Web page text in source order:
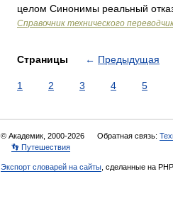
целом Синонимы реальный
Справочник технического
Страницы ← Предыдущая
1 2 3 4 5
© Академик, 2000-2026 Обратная связь:
👣 Путешествия
Экспорт словарей на сайты , сделанные на PHP,